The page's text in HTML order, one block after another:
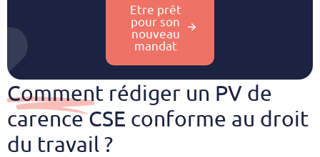
Etre prêt
pour son
nouveau
mandat
Comment rédiger un PV de
carence CSE conforme au droit
du travail ?